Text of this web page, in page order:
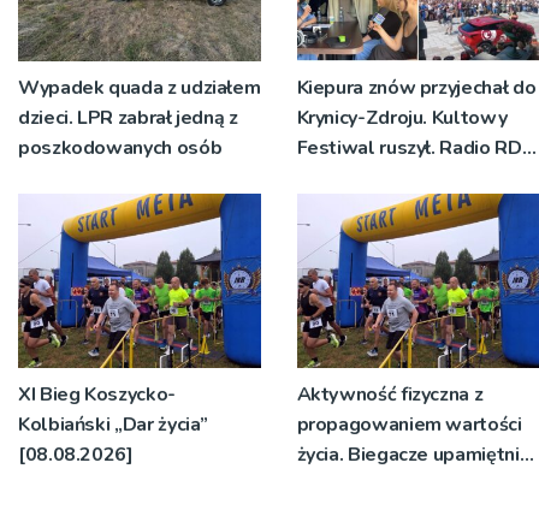
Wypadek quada z udziałem
dzieci. LPR zabrał jedną z
poszkodowanych osób
Kiepura znów przyjechał do
Krynicy-Zdroju. Kultowy
Festiwal ruszył. Radio RDN
żywo [ZDJĘCIA]
XI Bieg Koszycko-
Kolbiański „Dar życia”
[08.08.2026]
Aktywność fizyczna z
propagowaniem wartości
życia. Biegacze upamiętnili